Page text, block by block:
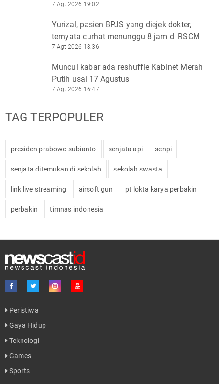
7 Agt 2026 19:02
Yurizal, pasien BPJS yang diejek dokter,
ternyata curhat menunggu 8 jam di RSCM
7 Agt 2026 18:36
Muncul kabar ada reshuffle Kabinet Merah
Putih usai 17 Agustus
7 Agt 2026 16:47
TAG TERPOPULER
presiden prabowo subianto senjata api senpi
senjata ditemukan di sekolah sekolah swasta
link live streaming airsoft gun pt lokta karya perbakin
perbakin timnas indonesia
Peristiwa
Gaya Hidup
Teknologi
Games
Sports